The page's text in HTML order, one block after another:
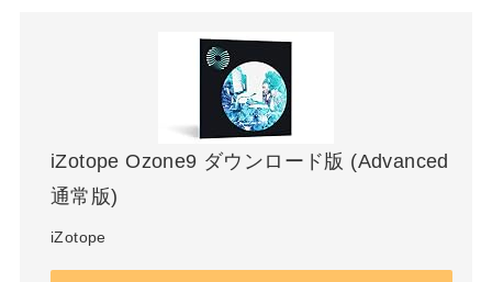
iZotope Ozone9 ダウンロード版 (Advanced
通常版)
iZotope